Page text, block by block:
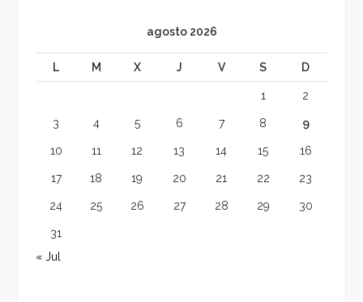
agosto 2026
L M X J V S D
1 2
3 4 5 6 7 8 9
10 11 12 13 14 15 16
17 18 19 20 21 22 23
24 25 26 27 28 29 30
31
« Jul